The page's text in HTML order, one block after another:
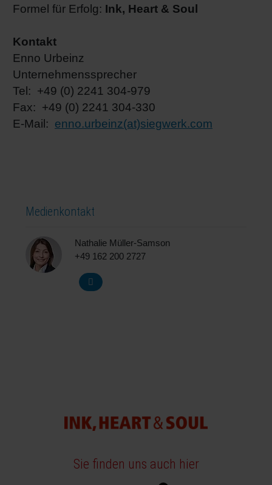
Formel für Erfolg: Ink, Heart & Soul
Kontakt
Enno Urbeinz
Unternehmenssprecher
Tel: +49 (0) 2241 304-979
Fax: +49 (0) 2241 304-330
E-Mail: enno.urbeinz(at)siegwerk.com
Medienkontakt
Nathalie Müller-Samson
+49 162 200 2727
Sie finden uns auch hier